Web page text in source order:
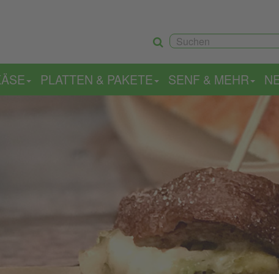
PLATTEN & PAKETE SENF & MEHR